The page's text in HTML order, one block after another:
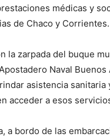
médicas y
de Chaco y Corrientes.
la zarpada del buque
Naval
asistencia
acceder a esos
a bordo de las